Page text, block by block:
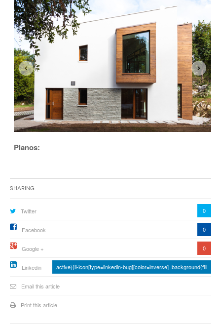
Planos:
Sharing
Twitter 0
Facebook 0
Google + 0
Linkedin active){li-icon[type=linkedin-bug][color=inverse] .background{fill
Email this article
Print this article